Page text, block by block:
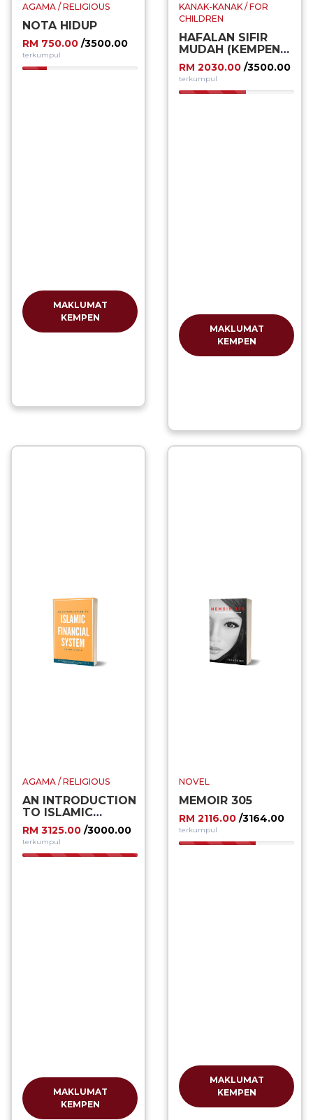
AGAMA / RELIGIOUS
NOTA HIDUP
RM 750.00 /3500.00
terkumpul
21.43%
MAKLUMAT
KEMPEN
KANAK-KANAK / FOR
CHILDREN
HAFALAN SIFIR
MUDAH (KEMPEN
KALI II)
RM 2030.00 /3500.00
terkumpul
58.00%
MAKLUMAT
KEMPEN
AGAMA / RELIGIOUS
AN INTRODUCTION
TO ISLAMIC
FINANCIAL SYSTEM
IN MALAYSIA
RM 3125.00 /3000.00
terkumpul
100.00%
MAKLUMAT
KEMPEN
NOVEL
MEMOIR 305
RM 2116.00 /3164.00
terkumpul
66.88%
MAKLUMAT
KEMPEN